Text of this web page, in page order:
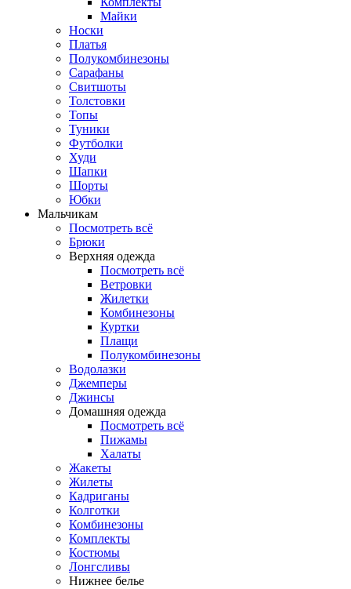
Майки
Носки
Платья
Полукомбинезоны
Сарафаны
Свитшоты
Толстовки
Топы
Туники
Футболки
Худи
Шапки
Шорты
Юбки
Мальчикам
Посмотреть всё
Брюки
Верхняя одежда
Посмотреть всё
Ветровки
Жилетки
Комбинезоны
Куртки
Плащи
Полукомбинезоны
Водолазки
Джемперы
Джинсы
Домашняя одежда
Посмотреть всё
Пижамы
Халаты
Жакеты
Жилеты
Кадриганы
Колготки
Комбинезоны
Комплекты
Костюмы
Лонгсливы
Нижнее белье